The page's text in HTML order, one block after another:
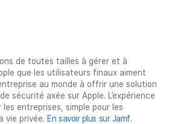
de toutes tailles à gérer et à
que les utilisateurs finaux aiment
au monde à offrir une solution
sécurité axée sur Apple. L’expérience
entreprises, simple pour les
vie privée. En savoir plus sur Jamf.